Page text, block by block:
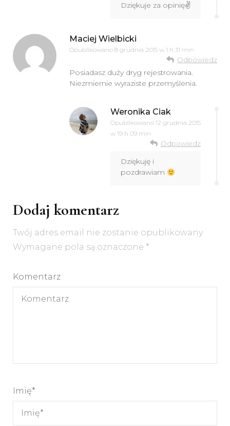
Dziękuje za opinię✌️
Maciej Wielbicki
Opublikowano 8 grudnia 2015 w 1 h 31 min
Odpowiedz
Posiadasz duży dryg rejestrowania.
Niezmiernie wyraziste przemyślenia.
Weronika Ciak
Opublikowano 12 grudnia 2015
w 19 h 09 min
Odpowiedz
Dziękuję i
pozdrawiam
Dodaj komentarz
Twój adres email nie zostanie opublikowany.
Wymagane pola są oznaczone *
Komentarz
Imię*